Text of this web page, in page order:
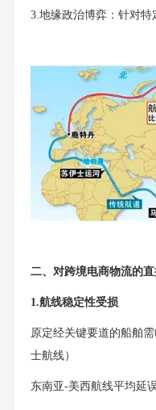
3.地缘政治博弈：针对特
二、对跨境电商物流的
1.航线稳定性受损
原定经关键要道的船舶
士航线）
东南亚-美西航线平均延